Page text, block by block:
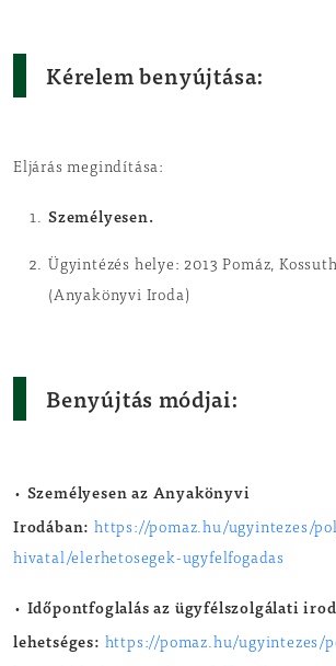
Kérelem benyújtása:
Eljárás megindítása:
Személyesen.
Ügyintézés helye: 2013 Pomáz,
(Anyakönyvi Iroda)
Benyújtás módjai:
• Személyesen az Anyakönyvi
Irodában: https://pomaz.hu/ugyintezes/
hivatal/elerhetosegek-ugyfelfogadas
• Időpontfoglalás az ügyfélszolgálati
lehetséges: https://pomaz.hu/ugyintezes/